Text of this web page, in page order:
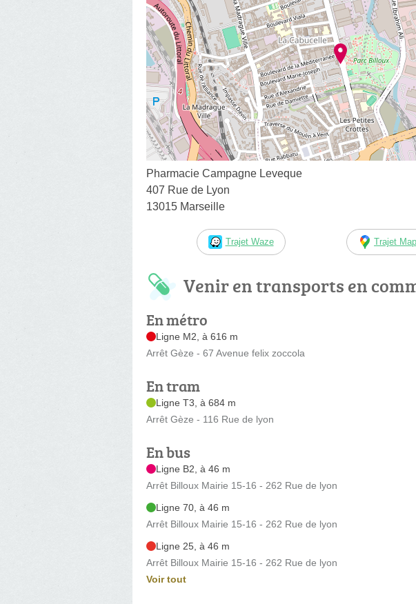
Pharmacie Campagne Leveque
407 Rue de Lyon
13015 Marseille
Trajet Waze Trajet
Venir en transports en
En métro
Ligne M2, à 616 m
Arrêt Gèze - 67 Avenue felix zoccola
En tram
Ligne T3, à 684 m
Arrêt Gèze - 116 Rue de lyon
En bus
Ligne B2, à 46 m
Arrêt Billoux Mairie 15-16 - 262 Rue de lyon
Ligne 70, à 46 m
Arrêt Billoux Mairie 15-16 - 262 Rue de lyon
Ligne 25, à 46 m
Arrêt Billoux Mairie 15-16 - 262 Rue de lyon
Voir tout